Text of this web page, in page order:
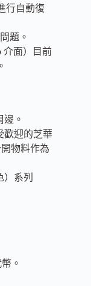
行自動復
題。
介面）目前
邊。
歡迎的芝華
物料作為
）系列
。